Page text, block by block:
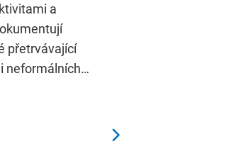
a
přetrvávající
neformálních…